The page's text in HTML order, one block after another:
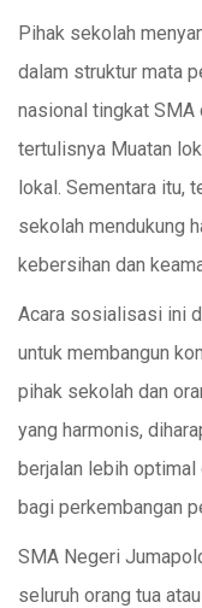
Pihak sekolah
dalam struktur mata
nasional tingkat SMA
tertulisnya Muatan
lokal. Sementara itu,
sekolah mendukung
kebersihan dan
Acara sosialisasi ini
untuk membangun
pihak sekolah dan
yang harmonis,
berjalan lebih
bagi perkembangan
SMA Negeri
seluruh orang tua